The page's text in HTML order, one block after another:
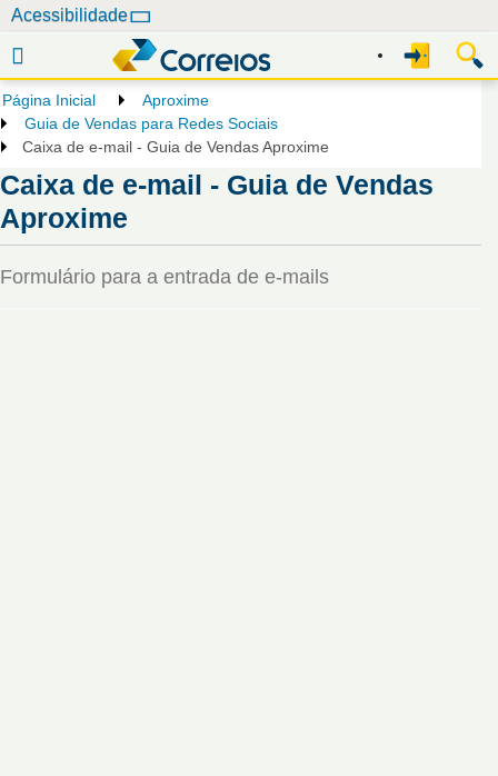
e
g
a
ç
ã
o
Acessibilidade
Página Inicial
Aproxime
Guia de Vendas para Redes Sociais
Caixa de e-mail - Guia de Vendas Aproxime
Caixa de e-mail - Guia de Vendas
Aproxime
Formulário para a entrada de e-mails